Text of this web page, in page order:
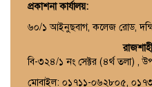
প্রকাশনা কার্যালয়:
৬০/১ আইনুছবাগ, কলেজ রোড,
বি-৩২৪/১ নং সেক্টর (৪র্থ তলা) ,
মোবাইল: ০১৭১১-০৬২৮০৫,